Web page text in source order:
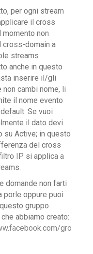
per ogni stream
il cross
momento non
cross-domain a
streams
anche in questo
inserire il/gli
non cambi nome, li
il nome evento
Se vuoi
il dato devi
su Active; in questo
del cross
IP si applica a
domande non farti
porle oppure puoi
gruppo
abbiamo creato:
groups/